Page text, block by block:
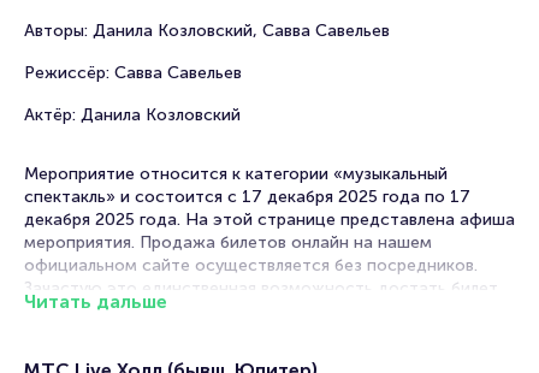
Авторы: Данила Козловский, Савва Савельев
Режиссёр: Савва Савельев
Актёр: Данила Козловский
Мероприятие относится к категории «музыкальный
спектакль» и состоится с 17 декабря 2025 года по 17
декабря 2025 года. На этой странице представлена афиша
мероприятия. Продажа билетов онлайн на нашем
официальном сайте осуществляется без посредников.
Зачастую это единственная возможность достать билет
на Музыкальный спектакль.
Читать дальше